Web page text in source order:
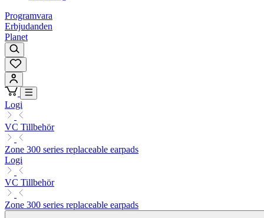
Programvara
Erbjudanden
Planet
Logi
VC Tillbehör
Zone 300 series replaceable earpads
Logi
VC Tillbehör
Zone 300 series replaceable earpads